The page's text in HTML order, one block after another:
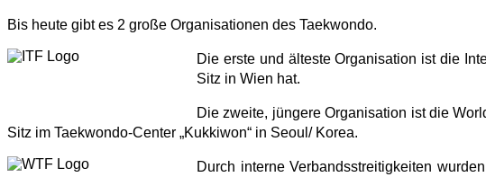
Bis heute gibt es 2 große Organisationen des Taekwondo.
Die erste und älteste Organisation ist die
Sitz in Wien hat.
Die zweite, jüngere Organisation ist die
Sitz im Taekwondo-Center „Kukkiwon“ in Seoul/ Korea.
Durch interne Verbandsstreitigkeiten